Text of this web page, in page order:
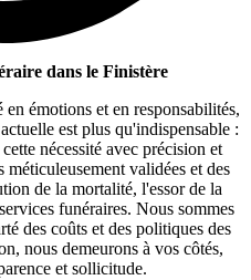
dans le Finistère
émotions et en responsabilités,
est plus qu'indispensable :
nécessité avec précision et
validées et des
de la mortalité, l'essor de la
funéraires. Nous sommes
des coûts et des politiques des
nous demeurons à vos côtés,
et sollicitude.